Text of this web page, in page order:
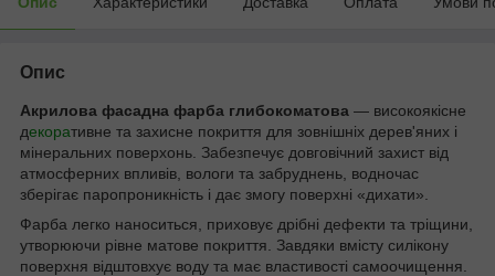
Опис
Акрилова фасадна фарба глибокоматова — високоякісне
декоративне та захисне покриття для зовнішніх дерев'яних і
мінеральних поверхонь. Забезпечує довговічний захист від
атмосферних впливів, вологи та забруднень, водночас
зберігає паропроникність і дає змогу поверхні «дихати».
Фарба легко наноситься, приховує дрібні дефекти та тріщини,
утворюючи рівне матове покриття. Завдяки вмісту силікону
поверхня відштовхує воду та має властивості самоочищення.